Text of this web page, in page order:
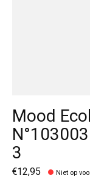
Mood
3
€12,95 Niet op